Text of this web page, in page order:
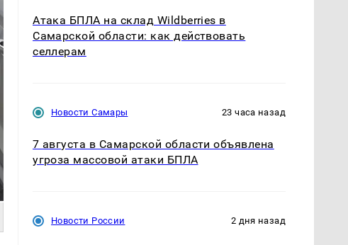
Атака БПЛА на склад Wildberries в
Самарской области: как действовать
селлерам
Новости Самары 23 часа назад
7 августа в Самарской области объявлена
угроза массовой атаки БПЛА
Новости России 2 дня назад